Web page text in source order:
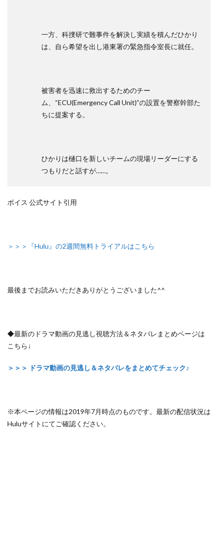
一方、科捜研で難事件を解決し実績を積んだひかり
は、自ら希望を出し港東署の緊急指令室長に就任。
被害者を迅速に救出するためのチー
ム、“ECU(Emergency Call Unit)”の設置を警察幹部た
ちに提案する。
ひかりは樋口を新しいチームの現場リーダーにする
つもりだと話すが……。
ボイス 公式サイト引用
＞＞＞『Hulu』の2週間無料トライアルはこちら
最後までお読みいただきありがとうございました^^
◆最新のドラマ動画の見逃し視聴方法＆ネタバレまとめページは
こちら↓
＞＞＞ ドラマ動画の見逃し＆ネタバレをまとめてチェック♪
※本ページの情報は2019年7月時点のものです。最新の配信状況は
Huluサイトにてご確認ください。